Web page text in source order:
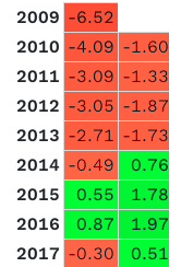
2009 -6.52
2010 -4.09 -1.60
2011 -3.09 -1.33
2012 -3.05 -1.87
2013 -2.71 -1.73
2014 -0.49 0.76
2015
0.55 1.78
2016
0.87 1.97
2017 -0.30 0.51